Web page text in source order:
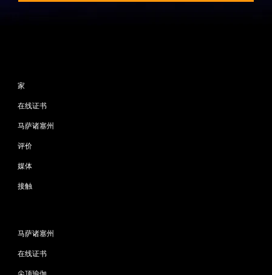
家
在线证书
马萨诸塞州
评价
媒体
接触
马萨诸塞州
在线证书
尖顶瑜伽